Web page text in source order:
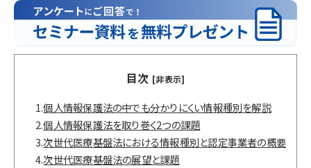
目次 [非表示]
1.個人情報保護法の中でも分かりにくい情報種別を解説
2.個人情報保護法を取り巻く2つの課題
3.次世代医療基盤法における情報種別と認定事業者の概要
4.次世代医療基盤法の展望と課題